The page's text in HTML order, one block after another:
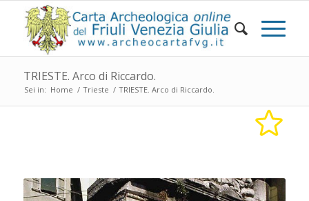
TRIESTE. Arco di Riccardo.
Sei in: Home / Trieste / TRIESTE. Arco di Riccardo.